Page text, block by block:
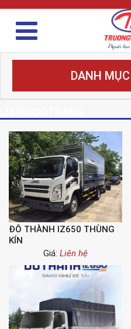
DANH
ĐÔ THÀNH IZ650 THÙNG
KÍN
Giá: Liên hệ